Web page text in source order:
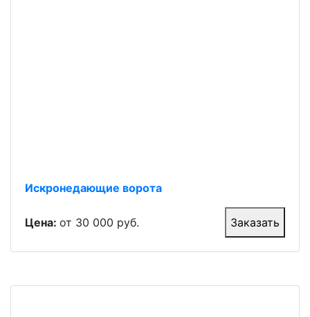
Искронедающие ворота
Цена: от 30 000 руб. Заказать